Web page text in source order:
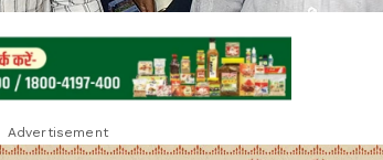
Advertisement